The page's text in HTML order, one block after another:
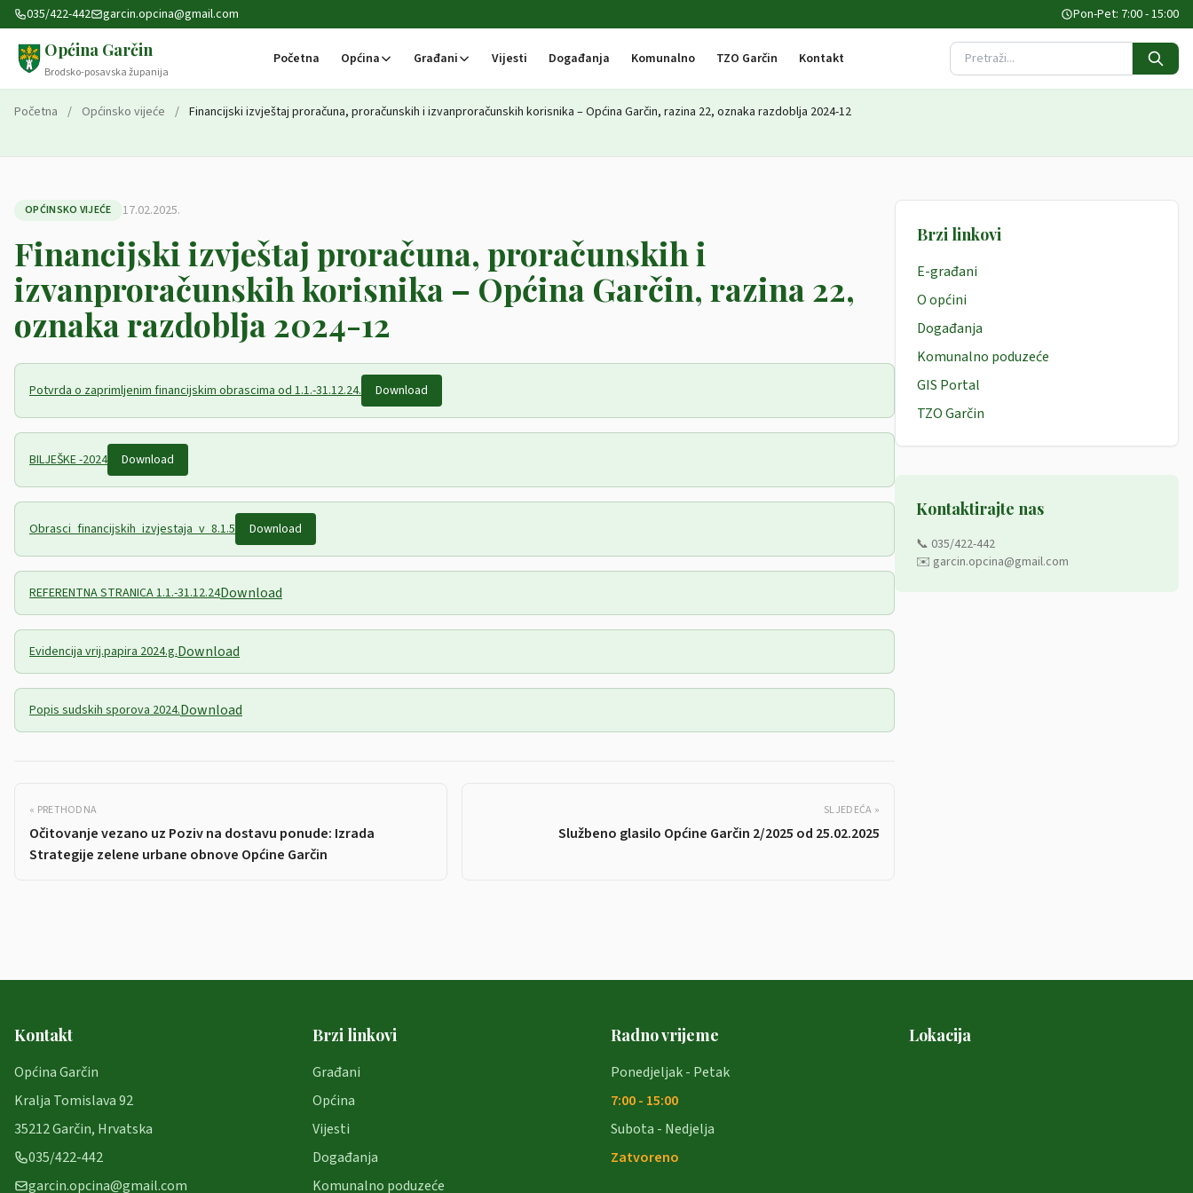
Preskoči na sadržaj
035/422-442 garcin.opcina@gmail.com Pon-Pet: 7:00 - 15:00
Općina Garčin
Brodsko-posavska županija
Početna Općina Građani Vijesti Događanja Komunalno TZO Garčin Kontakt Pretraži stranicu
Početna / Općinsko vijeće / Financijski izvještaj proračuna, proračunskih i izvanproračunskih korisnika – Općina Garčin, razina 22, oznaka razdoblja 2024-12
OPĆINSKO VIJEĆE 17.02.2025.
Financijski izvještaj proračuna, proračunskih i
izvanproračunskih korisnika – Općina Garčin, razina 22,
oznaka razdoblja 2024-12
Potvrda o zaprimljenim financijskim obrascima od 1.1.-31.12.24. Download
BILJEŠKE -2024 Download
Obrasci_financijskih_izvjestaja_v_8.1.5 Download
REFERENTNA STRANICA 1.1.-31.12.24Download
Evidencija vrij.papira 2024.g.Download
Popis sudskih sporova 2024.Download
« PRETHODNA
Očitovanje vezano uz Poziv na dostavu ponude: Izrada
Strategije zelene urbane obnove Općine Garčin
SLJEDEĆA »
Službeno glasilo Općine Garčin 2/2025 od 25.02.2025
Brzi linkovi
E-građani
O općini
Događanja
Komunalno poduzeće
GIS Portal
TZO Garčin
Kontaktirajte nas
📞 035/422-442
✉️ garcin.opcina@gmail.com
Kontakt
Općina Garčin
Kralja Tomislava 92
35212 Garčin, Hrvatska
035/422-442
garcin.opcina@gmail.com
Brzi linkovi
Građani
Općina
Vijesti
Događanja
Komunalno poduzeće
Radno vrijeme
Ponedjeljak - Petak
7:00 - 15:00
Subota - Nedjelja
Zatvoreno
Lokacija